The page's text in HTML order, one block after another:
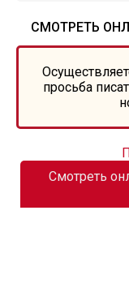
СМОТРЕТЬ
просьба
Смотреть